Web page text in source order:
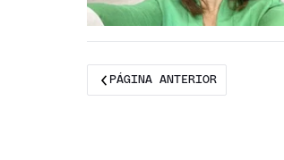
PÁGINA ANTERIOR